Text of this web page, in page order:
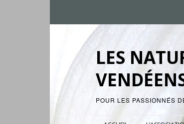
LES
POUR LES PASSIONNÉS